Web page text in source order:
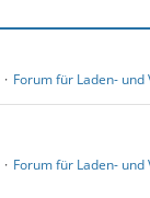
Forum für Laden-
Forum für Laden-